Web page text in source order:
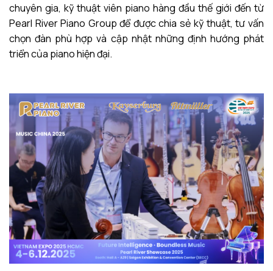
chuyên gia, kỹ thuật viên piano hàng đầu thế giới đến từ
Pearl River Piano Group để được chia sẻ kỹ thuật, tư vấn
chọn đàn phù hợp và cập nhật những định hướng phát
triển của piano hiện đại.